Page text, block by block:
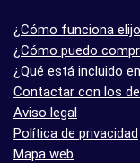
¿Cómo funciona
¿Cómo puedo
¿Qué está incluido
Contactar con los
Aviso legal
Política de privacidad
Mapa web